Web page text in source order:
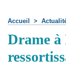
Accueil >
Drame à